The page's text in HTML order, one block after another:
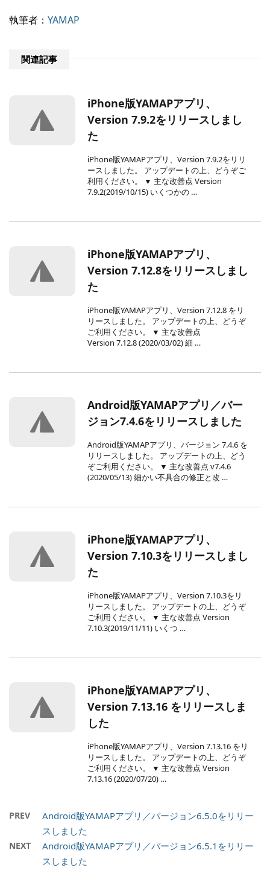
執筆者： YAMAP
関連記事
iPhone版YAMAPアプリ、
Version 7.9.2をリリースしまし
た
iPhone版YAMAPアプリ、Version 7.9.2をリリ
ースしました。 アップデートの上、どうぞご
利用ください。 ▼ 主な改善点 Version
7.9.2(2019/10/15) いくつかの …
iPhone版YAMAPアプリ、
Version 7.12.8をリリースしまし
た
iPhone版YAMAPアプリ、Version 7.12.8 をリ
リースしました。 アップデートの上、どうぞ
ご利用ください。 ▼ 主な改善点
Version 7.12.8 (2020/03/02) 細 …
Android版YAMAPアプリ／バー
ジョン7.4.6をリリースしました
Android版YAMAPアプリ、バージョン 7.4.6 を
リリースしました。 アップデートの上、どう
ぞご利用ください。 ▼ 主な改善点 v7.4.6
(2020/05/13) 細かい不具合の修正と改 …
iPhone版YAMAPアプリ、
Version 7.10.3をリリースしまし
た
iPhone版YAMAPアプリ、Version 7.10.3をリ
リースしました。 アップデートの上、どうぞ
ご利用ください。 ▼ 主な改善点 Version
7.10.3(2019/11/11) いくつ …
iPhone版YAMAPアプリ、
Version 7.13.16 をリリースしま
した
iPhone版YAMAPアプリ、Version 7.13.16 をリ
リースしました。 アップデートの上、どうぞ
ご利用ください。 ▼ 主な改善点 Version
7.13.16 (2020/07/20) …
PREV
Android版YAMAPアプリ／バージョン6.5.0をリリー
スしました
NEXT
Android版YAMAPアプリ／バージョン6.5.1をリリー
スしました